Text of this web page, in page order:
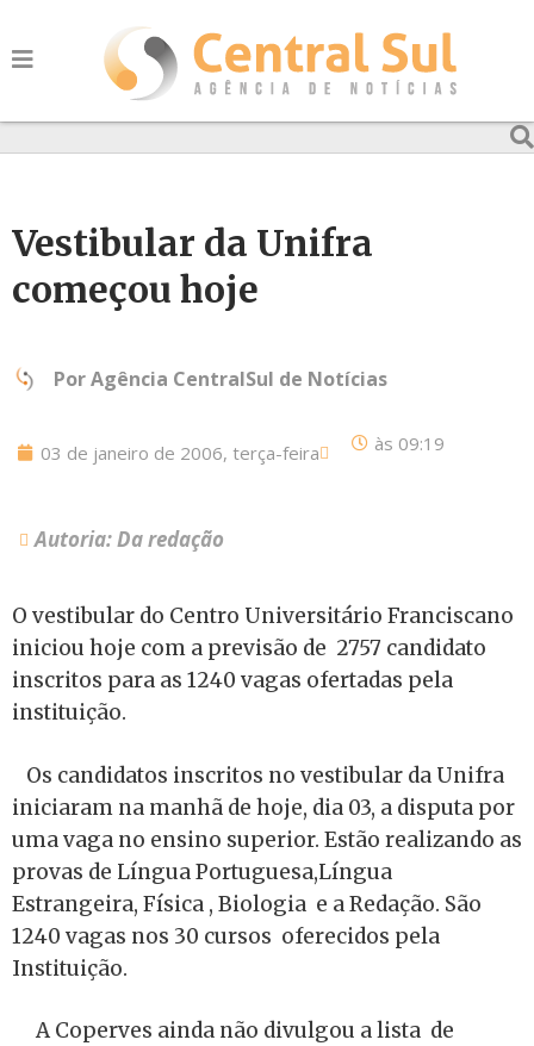
Vestibular da Unifra
começou hoje
PorAgência CentralSul de Notícias
03 de janeiro de 2006, terça-feira às 09:19
Autoria: Da redação
O vestibular do Centro Universitário Franciscano
iniciou hoje com a previsão de 2757 candidato
inscritos para as 1240 vagas ofertadas pela
instituição.
Os candidatos inscritos no vestibular da Unifra
iniciaram na manhã de hoje, dia 03, a disputa por
uma vaga no ensino superior. Estão realizando as
provas de Língua Portuguesa,Língua
Estrangeira, Física , Biologia e a Redação. São
1240 vagas nos 30 cursos oferecidos pela
Instituição.
A Coperves ainda não divulgou a lista de